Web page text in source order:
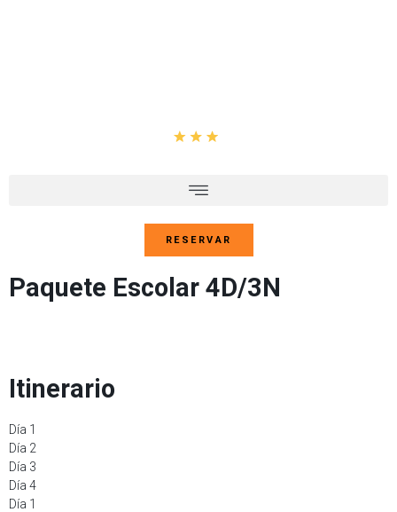
RESERVAR
Paquete Escolar 4D/3N
Itinerario
Día 1
Día 2
Día 3
Día 4
Día 1